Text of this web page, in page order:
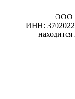
ООО
ИНН: